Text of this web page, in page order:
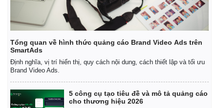
Kinh tế
Bất động sản
Khởi nghiệp
Giá vàng
Tiêu dùng
Tỷ giá
Tổng quan về hình thức quảng cáo Brand Video Ads trên
SmartAds
Định nghĩa, vị trí hiển thị, quy cách nội dung, cách thiết lập và tối ưu
Brand Video Ads.
5 công cụ tạo tiêu đề và mô tả quảng cáo
cho thương hiệu 2026